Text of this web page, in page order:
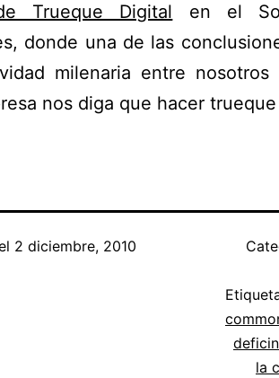
Trueque Digital en el
donde una de las
milenaria entre
nos diga que hacer
2 diciembre, 2010
la